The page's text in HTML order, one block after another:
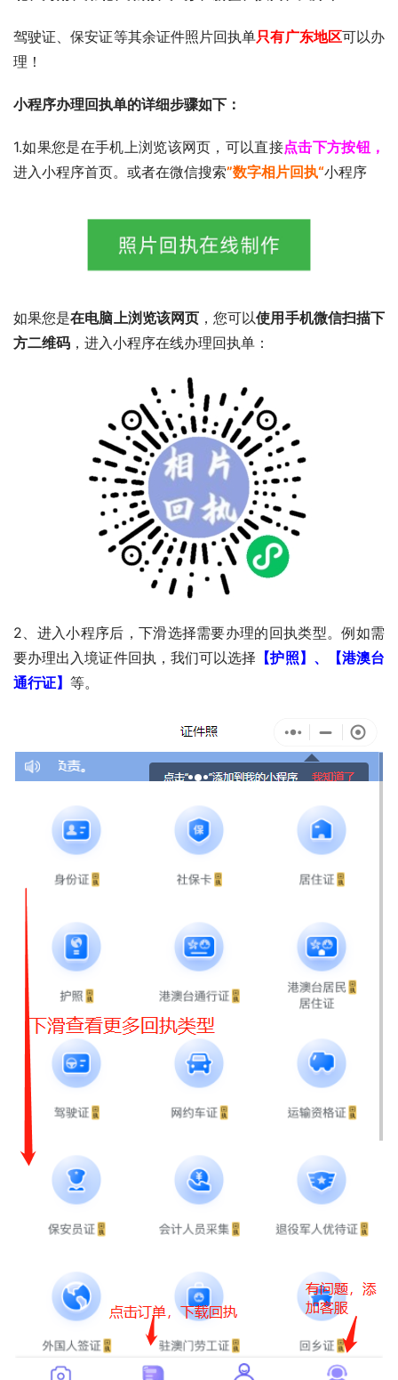
驾驶证、保安证等其余证件照片回执单只有广东地区可以办
理！
小程序办理回执单的详细步骤如下：
1.如果您是在手机上浏览该网页，可以直接点击下方按钮，
进入小程序首页。或者在微信搜索”数字相片回执“小程序
如果您是在电脑上浏览该网页 ，您可以使用手机微信扫描下
方二维码 ，进入小程序在线办理回执单：
2、进入小程序后，下滑选择需要办理的回执类型。例如需
要办理出入境证件回执，我们可以选择 【护照】、【港澳台
通行证】 等。